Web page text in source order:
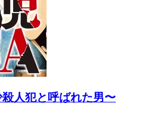
人犯と呼ばれた男〜